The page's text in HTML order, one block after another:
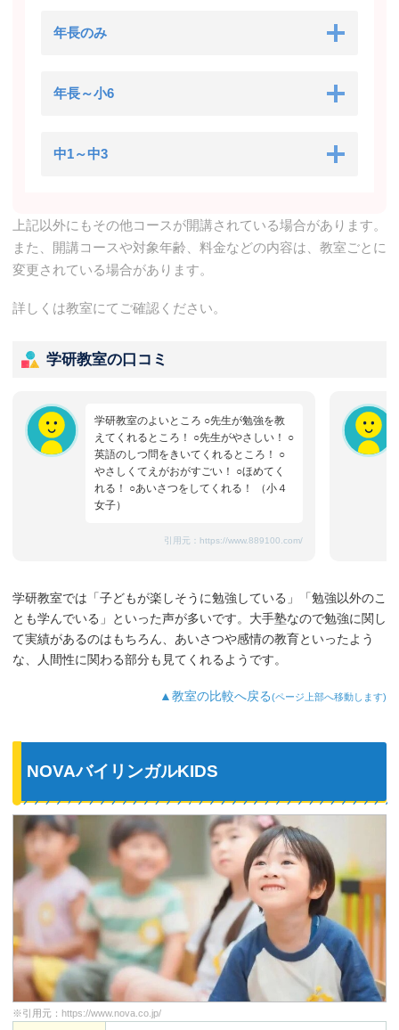
学研京都トヨタ御池教室
年長のみ
年長～小6
中1～中3
上記以外にもその他コースが開講されている場合があります。
また、開講コースや対象年齢、料金などの内容は、教室ごとに
変更されている場合があります。
詳しくは教室にてご確認ください。
学研教室の口コミ
学研教室のよいところ ○先生が勉強を教
えてくれるところ！ ○先生がやさしい！ ○
英語のしつ問をきいてくれるところ！ ○
やさしくてえがおがすごい！ ○ほめてく
れる！ ○あいさつをしてくれる！ （小４
女子）
引用元： https://www.889100.com/
学研教室では「子どもが楽しそうに勉強している」「勉強以外のこ
とも学んでいる」といった声が多いです。大手塾なので勉強に関し
て実績があるのはもちろん、あいさつや感情の教育といったよう
な、人間性に関わる部分も見てくれるようです。
▲教室の比較へ戻る(ページ上部へ移動します)
NOVAバイリンガルKIDS
※引用元： https://www.nova.co.jp/